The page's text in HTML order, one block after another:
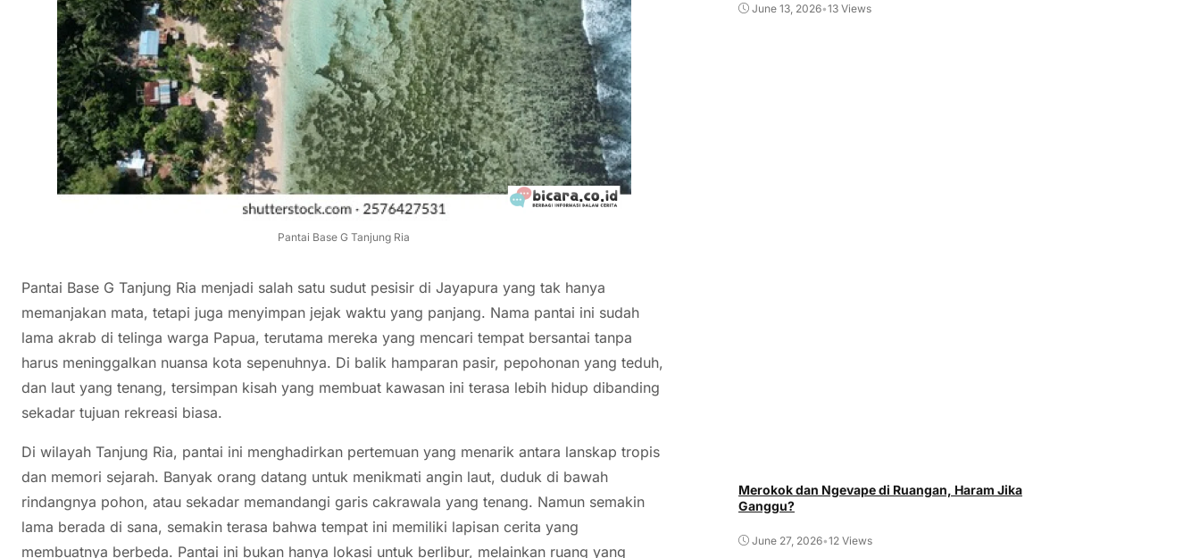
Pantai Base G Tanjung Ria
Pantai Base G Tanjung Ria menjadi salah satu sudut pesisir di Jayapura yang tak hanya
memanjakan mata, tetapi juga menyimpan jejak waktu yang panjang. Nama pantai ini sudah
lama akrab di telinga warga Papua, terutama mereka yang mencari tempat bersantai tanpa
harus meninggalkan nuansa kota sepenuhnya. Di balik hamparan pasir, pepohonan yang teduh,
dan laut yang tenang, tersimpan kisah yang membuat kawasan ini terasa lebih hidup dibanding
sekadar tujuan rekreasi biasa.
Di wilayah Tanjung Ria, pantai ini menghadirkan pertemuan yang menarik antara lanskap tropis
dan memori sejarah. Banyak orang datang untuk menikmati angin laut, duduk di bawah
rindangnya pohon, atau sekadar memandangi garis cakrawala yang tenang. Namun semakin
lama berada di sana, semakin terasa bahwa tempat ini memiliki lapisan cerita yang
membuatnya berbeda. Pantai ini bukan hanya lokasi untuk berlibur, melainkan ruang yang
June 13, 2026•13 Views
Merokok dan Ngevape di Ruangan, Haram Jika
Ganggu?
June 27, 2026•12 Views